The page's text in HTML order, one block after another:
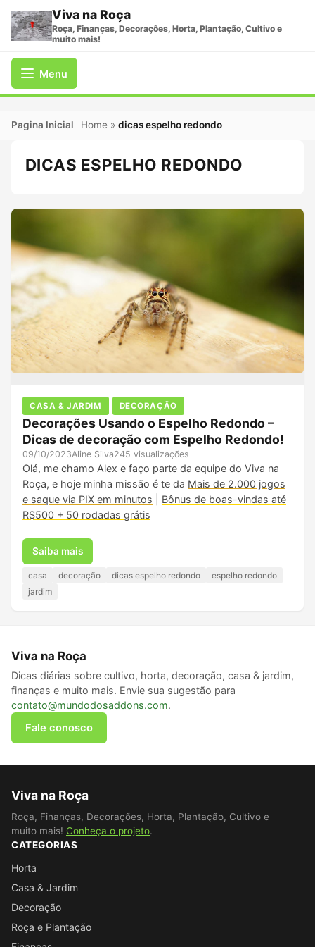
Viva na Roça
Roça, Finanças, Decorações, Horta, Plantação, Cultivo e
muito mais!
Menu
Pagina Inicial Home » dicas espelho redondo
DICAS ESPELHO REDONDO
CASA & JARDIM DECORAÇÃO
Decorações Usando o Espelho Redondo –
Dicas de decoração com Espelho Redondo!
09/10/2023Aline Silva245 visualizações
Olá, me chamo Alex e faço parte da equipe do Viva na
Roça, e hoje minha missão é te da Mais de 2.000 jogos
e saque via PIX em minutos
Bônus de boas-vindas até
R$500 + 50 rodadas grátis
Saiba mais
casa decoração dicas espelho redondo
espelho redondo
jardim
Viva na Roça
Dicas diárias sobre cultivo, horta, decoração, casa & jardim,
finanças e muito mais. Envie sua sugestão para
contato@mundodosaddons.com.
Fale conosco
Viva na Roça
Roça, Finanças, Decorações, Horta, Plantação, Cultivo e
muito mais! Conheça o projeto.
CATEGORIAS
Horta
Casa & Jardim
Decoração
Roça e Plantação